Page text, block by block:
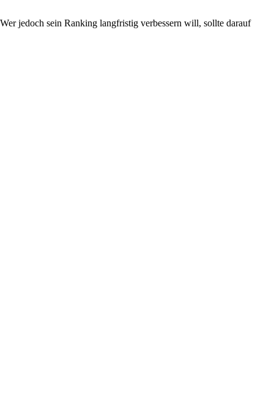
jedoch sein Ranking langfristig verbessern will, sollte darauf